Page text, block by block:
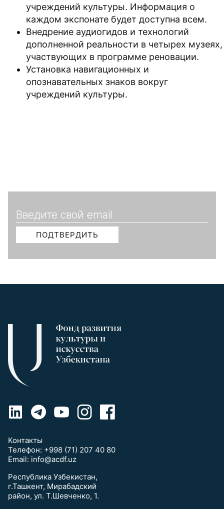
учреждений культуры. Информация о
каждом экспонате будет доступна всем.
Внедрение аудиогидов и технологий
дополненной реальности в четырех музеях,
участвующих в программе реновации.
Установка навигационных и
опознавательных знаков вокруг
учреждений культуры.
Контакты
Телефон: +998 (71) 207 40 80
Email: info@acdf.uz
Республика Узбекистан,
г.Ташкент, Мирабадский
район, ул. Т.Шевченко, 1.